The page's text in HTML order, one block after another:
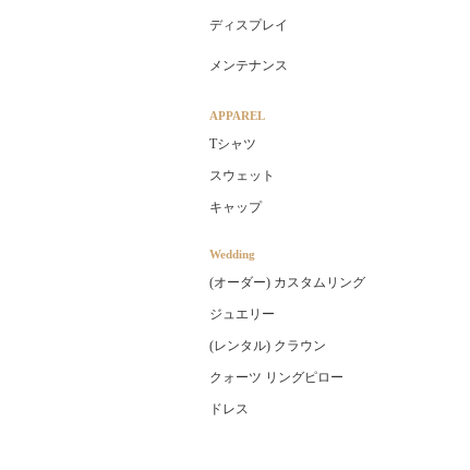
ディスプレイ
メンテナンス
APPAREL
Tシャツ
スウェット
キャップ
Wedding
(オーダー) カスタムリング
ジュエリー
(レンタル) クラウン
クォーツ リングピロー
ドレス